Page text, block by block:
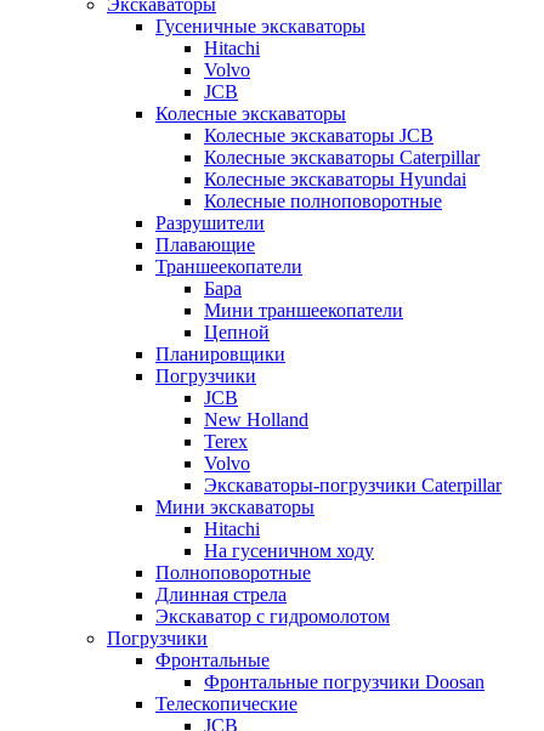
Экскаваторы
Гусеничные экскаваторы
Hitachi
Volvo
JCB
Колесные экскаваторы
Колесные экскаваторы JCB
Колесные экскаваторы Caterpillar
Колесные экскаваторы Hyundai
Колесные полноповоротные
Разрушители
Плавающие
Траншеекопатели
Бара
Мини траншеекопатели
Цепной
Планировщики
Погрузчики
JCB
New Holland
Terex
Volvo
Экскаваторы-погрузчики Caterpillar
Мини экскаваторы
Hitachi
На гусеничном ходу
Полноповоротные
Длинная стрела
Экскаватор с гидромолотом
Погрузчики
Фронтальные
Фронтальные погрузчики Doosan
Телескопические
JCB